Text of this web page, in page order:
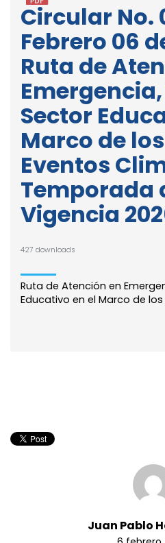
Circular No.
Febrero 06
Ruta de
Sector
Marco de
Eventos
Temporada
Vigencia
427 downloads
Ruta de Atención en
Educativo en el Marco de los
Juan Pablo